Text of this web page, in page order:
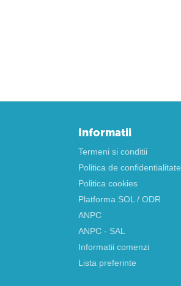
Informatii
Termeni si conditii
Politica de confidentialitate
Politica cookies
Platforma SOL / ODR
ANPC
ANPC - SAL
Informatii comenzi
Lista preferinte